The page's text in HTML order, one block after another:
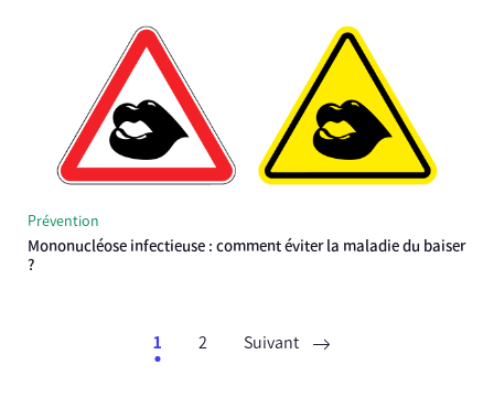
Prévention
Mononucléose infectieuse : comment éviter la maladie du baiser
?
1 2 Suivant